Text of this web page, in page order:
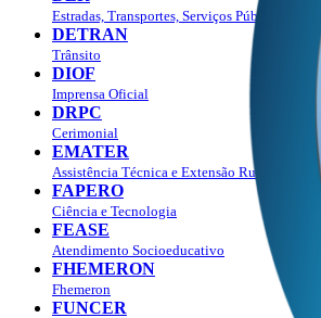
Estradas, Transportes, Serviços Públicos
DETRAN
Trânsito
DIOF
Imprensa Oficial
DRPC
Cerimonial
EMATER
Assistência Técnica e Extensão Rural
FAPERO
Ciência e Tecnologia
FEASE
Atendimento Socioeducativo
FHEMERON
Fhemeron
FUNCER